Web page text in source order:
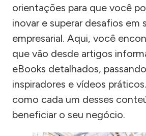
orientações para que você
inovar e superar desafios em
empresarial. Aqui, você
que vão desde artigos
eBooks detalhados,
inspiradores e vídeos
como cada um desses
beneficiar o seu negócio.